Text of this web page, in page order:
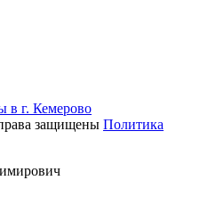
в г. Кемерово
защищены Политика